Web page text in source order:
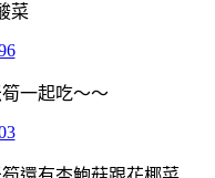
菜
一起吃～～